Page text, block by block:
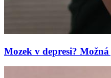
Mozek v depresi?